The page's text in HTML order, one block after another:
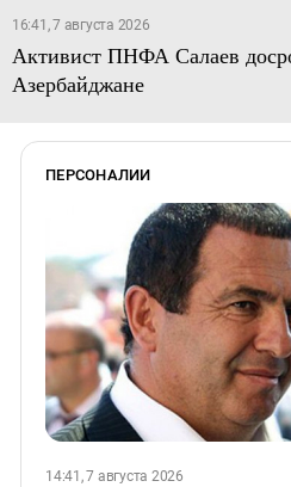
16:41, 7 августа 2026
Активист ПНФА Салаев
Азербайджане
ПЕРСОНАЛИИ
14:41, 7 августа 2026